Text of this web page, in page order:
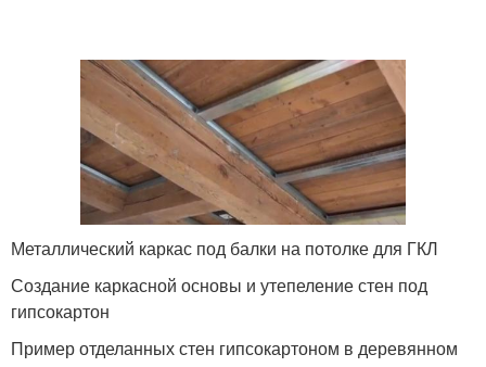
Металлический каркас под балки на потолке для ГКЛ
Создание каркасной основы и утепеление стен под
гипсокартон
Пример отделанных стен гипсокартоном в деревянном